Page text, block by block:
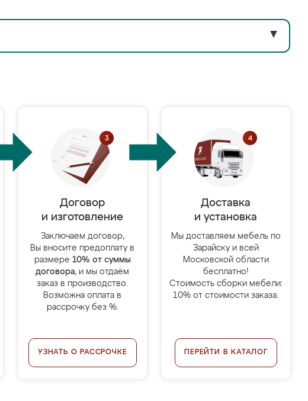
▼
Договор
и изготовление
Заключаем договор,
Вы вносите предоплату в
размере 10% от суммы
договора, и мы отдаём
заказ в производство.
Возможна оплата в
рассрочку без %.
УЗНАТЬ О РАССРОЧКЕ
Доставка
и установка
Мы доставляем мебель по
Зарайску и всей
Московской области
бесплатно!
Стоимость сборки мебели:
10% от стоимости заказа.
ПЕРЕЙТИ В КАТАЛОГ